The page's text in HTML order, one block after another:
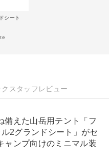
シート
スタッフレビュー
備えた山岳用テント「フ
2グランドシート」がセ
ャンプ向けのミニマル装